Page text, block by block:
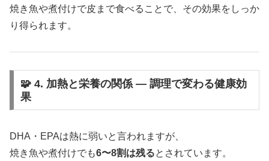
焼き魚や煮付けで皮まで食べることで、その効果をしっか
り得られます。
🧩 4. 加熱と栄養の関係 ― 調理で変わる健康効
果
DHA・EPAは熱に弱いと言われますが、
焼き魚や煮付けでも6〜8割は残るとされています。